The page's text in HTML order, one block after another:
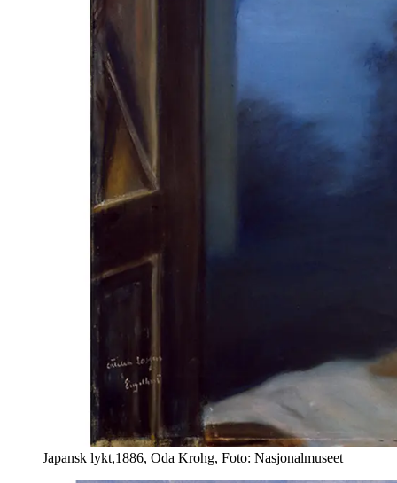
Japansk lykt,1886, Oda Krohg, Foto: Nasjonalmuseet